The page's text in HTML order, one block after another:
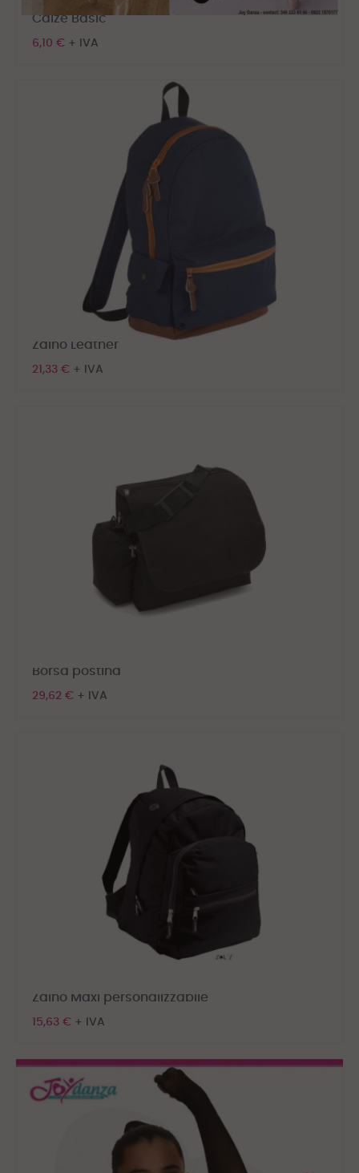
Calze Basic
6,10 € + IVA
Zaino Leather
21,33 € + IVA
Borsa postina
29,62 € + IVA
Zaino Maxi personalizzabile
15,63 € + IVA